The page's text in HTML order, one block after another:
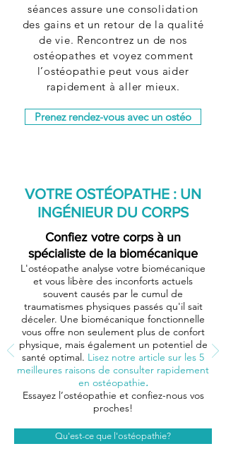
séances assure une consolidation
des gains et un retour de la qualité
de vie. Rencontrez un de nos
ostéopathes et voyez comment
l’ostéopathie peut vous aider
rapidement à aller mieux.
Prenez rendez-vous avec un ostéo
VOTRE OSTÉOPATHE : UN
INGÉNIEUR DU CORPS
Confiez votre corps à un
spécialiste de la biomécanique
L'ostéopathe analyse votre biomécanique
et vous libère des inconforts actuels
souvent causés par le cumul de
traumatismes physiques passés qu'il sait
déceler. Une biomécanique fonctionnelle
vous offre non seulement plus de confort
physique, mais également un potentiel de
santé optimal. Lisez notre article sur les 5
meilleures raisons de consulter rapidement
en ostéopathie.
Essayez l’ostéopathie et confiez-nous vos
proches!
Qu'est-ce que l'ostéopathie?